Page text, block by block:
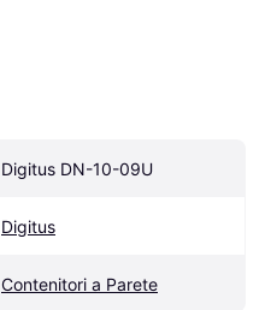
Digitus DN-10-09U
Digitus
Contenitori a Parete